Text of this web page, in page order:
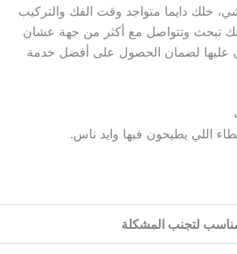
خلك دايما متواجد وقت الفك والتركيب
تبحث وتتواصل مع أكثر من جهة عشان
لضمان الحصول على أفضل خدمة
لتجنب المشكلة